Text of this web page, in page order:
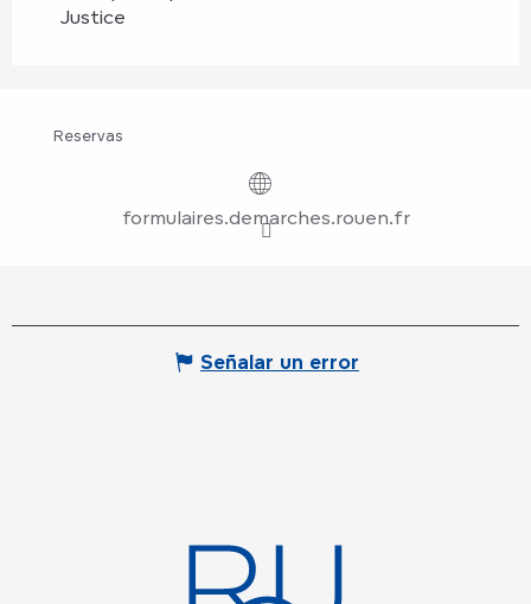
Justice
Reservas
formulaires.demarches.rouen.fr
Señalar un error